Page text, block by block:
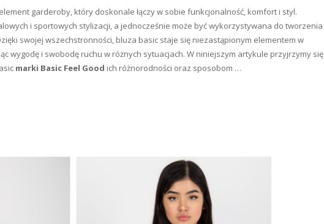
garderoby, który doskonale łączy w sobie funkcjonalność, komfort i styl.
i sportowych stylizacji, a jednocześnie może być wykorzystywana do tworzenia
swojej wszechstronności, bluza basic staje się niezastąpionym elementem w
wygodę i swobodę ruchu w różnych sytuacjach. W niniejszym artykule przyjrzymy się
marki Basic Feel Good ich różnorodności oraz sposobom …